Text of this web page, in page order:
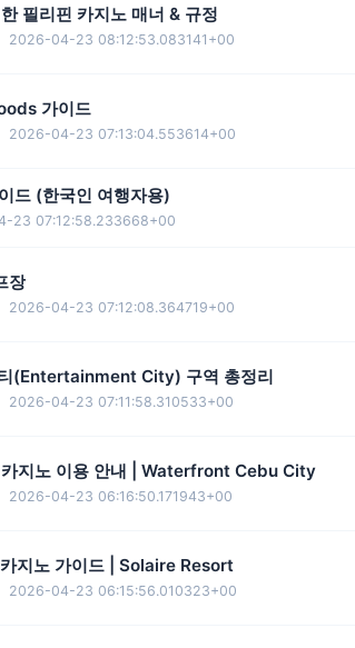
필리핀 카지노 매너 & 규정
2026-04-23 08:12:53.083141+00
가이드
2026-04-23 07:13:04.553614+00
드 (한국인 여행자용)
23 07:12:58.233668+00
장
2026-04-23 07:12:08.364719+00
(Entertainment City) 구역 총정리
2026-04-23 07:11:58.310533+00
카지노 이용 안내 | Waterfront Cebu City
2026-04-23 06:16:50.171943+00
지노 가이드 | Solaire Resort
2026-04-23 06:15:56.010323+00